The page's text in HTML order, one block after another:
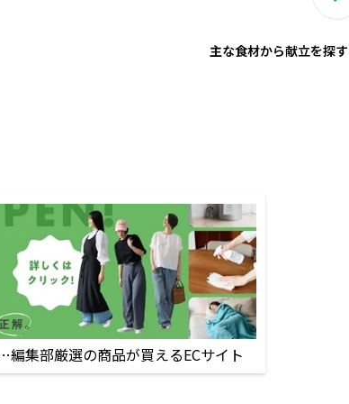
主な食材から献立を探す
集部厳選の商品が買えるECサイト